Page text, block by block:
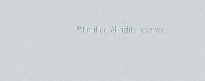
© Untitled. All rights reserved.